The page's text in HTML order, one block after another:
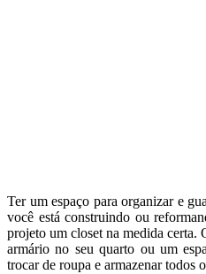
Ter um espaço para organizar e
você está construindo ou
projeto um closet na medida certa.
armário no seu quarto ou um
trocar de roupa e armazenar todos